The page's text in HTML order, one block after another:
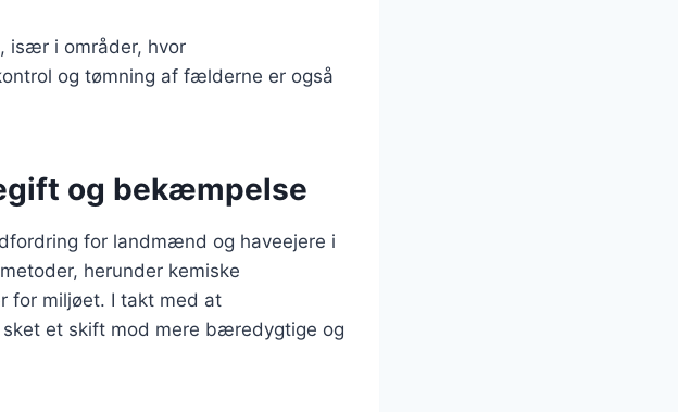
især i områder, hvor
og tømning af fælderne er også
og bekæmpelse
for landmænd og haveejere i
herunder kemiske
for miljøet. I takt med at
et skift mod mere bæredygtige og